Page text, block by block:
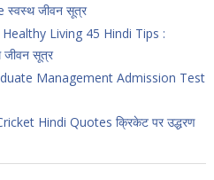
स्वस्थ जीवन सूत्र
Healthy Living 45 Hindi Tips :
सूत्र
Management Admission Test
Hindi Quotes क्रिकेट पर उद्धरण